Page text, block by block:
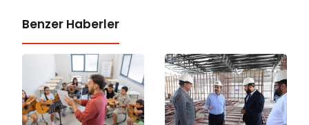
Benzer Haberler